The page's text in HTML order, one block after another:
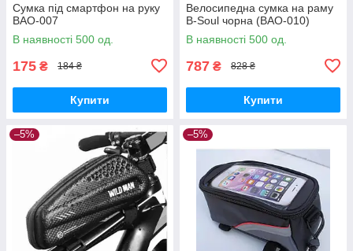
Сумка під смартфон на руку
BAO-007
В наявності 500 од.
175 ₴ 184 ₴
Купити
Велосипедна сумка на раму
B-Soul чорна (BAO-010)
В наявності 500 од.
787 ₴ 828 ₴
Купити
–5% –5%